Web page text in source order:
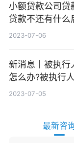
小额贷款公司贷
贷款不还有什么
2023-07-06
新消息丨被执行
怎么办?被执行
消除?
2023-07-05
最新咨